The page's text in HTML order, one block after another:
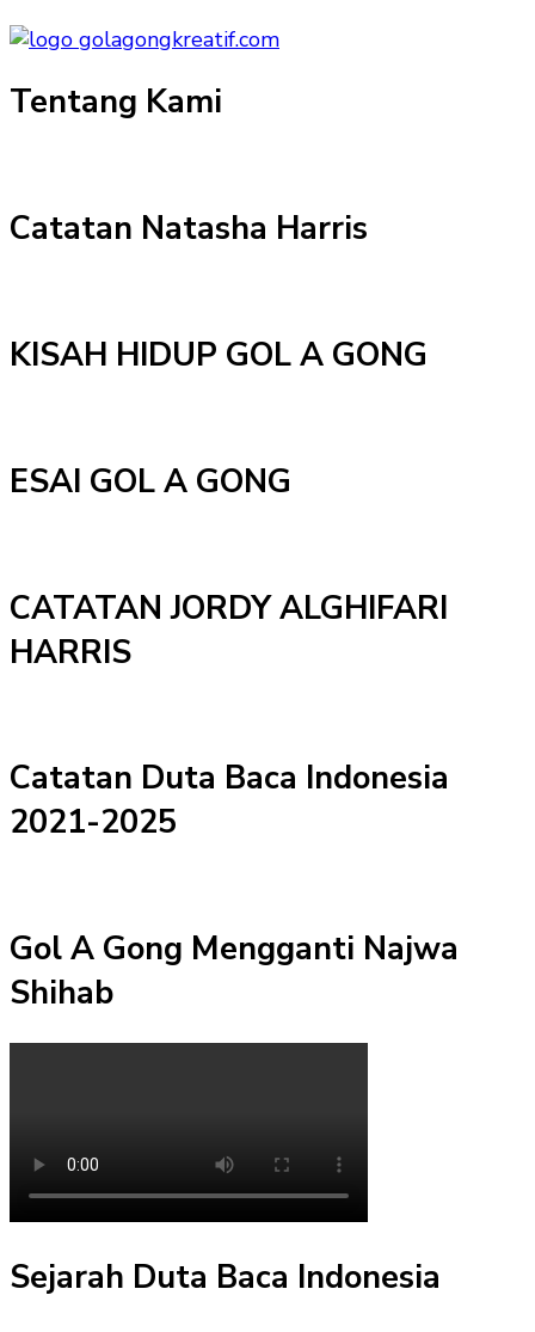
Tentang Kami
Catatan Natasha Harris
KISAH HIDUP GOL A GONG
ESAI GOL A GONG
CATATAN JORDY ALGHIFARI
HARRIS
Catatan Duta Baca Indonesia
2021-2025
Gol A Gong Mengganti Najwa
Shihab
Sejarah Duta Baca Indonesia